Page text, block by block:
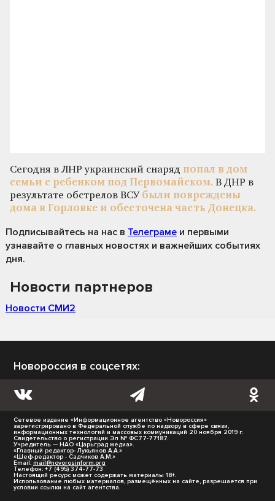
Сегодня в ЛНР украинский снаряд попал в дом
семьи с ребенком под Первомайском. В ДНР в
результате обстрелов ВСУбыли повреждены
дома в Горловке и обесточена часть Донецка.
Подписывайтесь на нас в Телеграме и первыми
узнавайте о главных новостях и важнейших событиях
дня.
Новости партнеров
Новости СМИ2
Новороссия в соцсетях:
Сетевое издание «Информационное агентство «Новороссия»
зарегистрировано в Федеральной службе по надзору в сфере связи,
информационных технологий и массовых коммуникаций 20 ноября 2019 г.
Свидетельство о регистрации Эл № ФС77-77187.
Учредитель — НАО «Царьград медиа».
«Главный редактор- Лукьянов А.А.»
«Шеф-редактор - Садчиков А.М.»
Email: mail@novorosinform.org
Телефон: +7 (495) 374-77-73
Настоящий ресурс может содержать материалы 18+.
Использование любых материалов, размещённых на сайте, разрешается при
условии ссылки на сайт агентства.